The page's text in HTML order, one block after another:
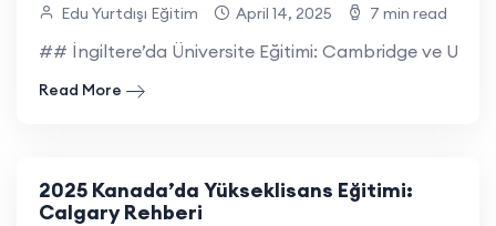
Edu Yurtdışı Eğitim April 14, 2025 7 min read
## İngiltere’da Üniversite Eğitimi: Cambridge ve
Read More
2025 Kanada’da Yükseklisans Eğitimi:
Calgary Rehberi